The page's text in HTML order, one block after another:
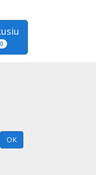
zadarmo
nám tip
OK